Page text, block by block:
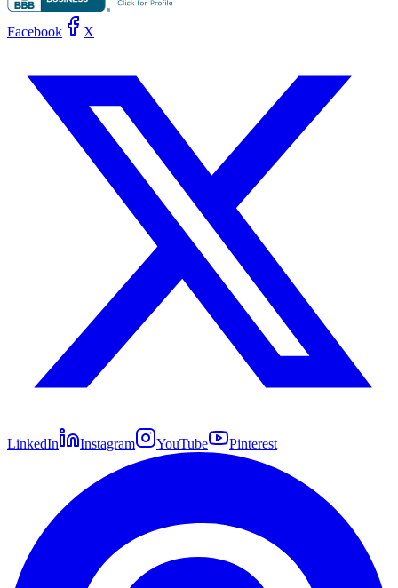
Facebook X
LinkedIn Instagram YouTube Pinterest